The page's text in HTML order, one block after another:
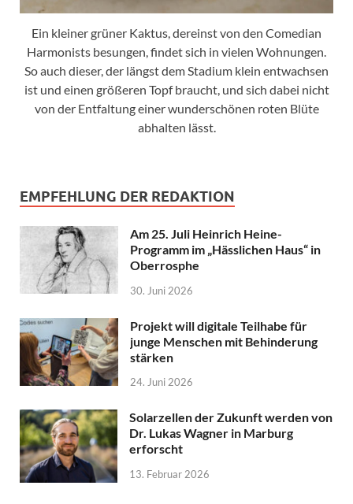
Ein kleiner grüner Kaktus, dereinst von den Comedian
Harmonists besungen, findet sich in vielen Wohnungen.
So auch dieser, der längst dem Stadium klein entwachsen
ist und einen größeren Topf braucht, und sich dabei nicht
von der Entfaltung einer wunderschönen roten Blüte
abhalten lässt.
EMPFEHLUNG DER REDAKTION
Am 25. Juli Heinrich Heine-
Programm im „Hässlichen Haus“ in
Oberrosphe
30. Juni 2026
Projekt will digitale Teilhabe für
junge Menschen mit Behinderung
stärken
24. Juni 2026
Solarzellen der Zukunft werden von
Dr. Lukas Wagner in Marburg
erforscht
13. Februar 2026